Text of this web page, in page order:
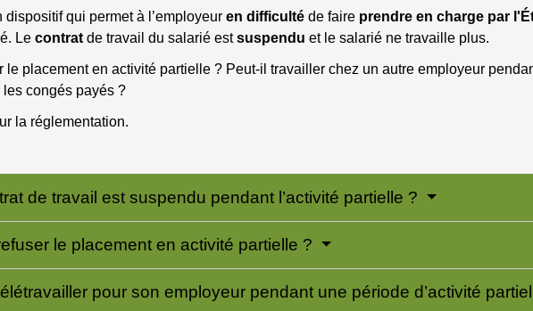
dispositif qui permet à l’employeur en difficulté de faire prendre en charge par
Le contrat de travail du salarié estsuspendu et le salarié ne travaille plus.
le placement en activité partielle ? Peut-il travailler chez un autre employeur
les congés payés ?
la réglementation.
de travail est suspendu pendant l’activité partielle ?
le placement en activité partielle ?
pour son employeur pendant une période d’activité